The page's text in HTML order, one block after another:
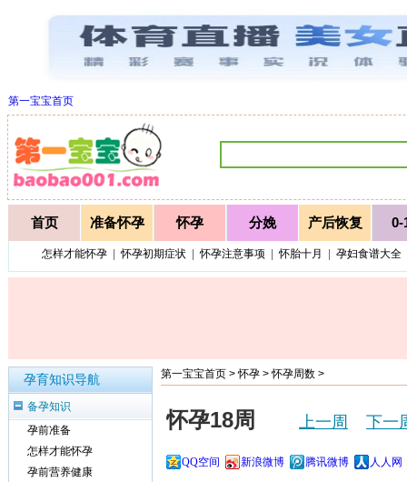
第一宝宝首页
首页 准备怀孕 怀孕 分娩 产后恢复 0-
怎样才能怀孕 |怀孕初期症状 |怀孕注意事项 |怀胎十月 孕妇食谱大全
第一宝宝首页 >怀孕 >怀孕周数 >
怀孕18周 上一周 下一
QQ空间 新浪微博 腾讯微博 人人网
孕育知识导航
备孕知识
孕前准备
怎样才能怀孕
孕前营养健康